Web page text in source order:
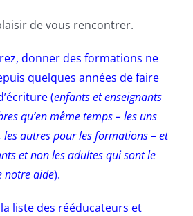
de vous rencontrer.
donner des formations ne
quelques années de faire
(enfants et enseignants
qu’en même temps – les uns
autres pour les formations – et
et non les adultes qui sont le
notre aide).
la liste des rééducateurs et